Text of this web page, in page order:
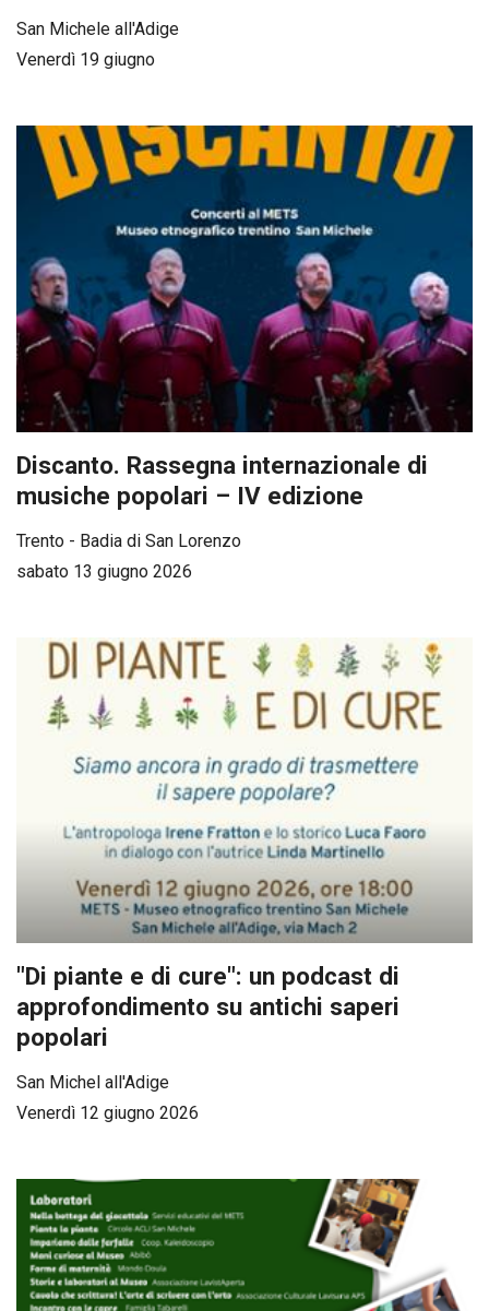
San Michele all'Adige
Venerdì 19 giugno
Discanto. Rassegna internazionale di
musiche popolari – IV edizione
Trento - Badia di San Lorenzo
sabato 13 giugno 2026
"Di piante e di cure": un podcast di
approfondimento su antichi saperi
popolari
San Michel all'Adige
Venerdì 12 giugno 2026